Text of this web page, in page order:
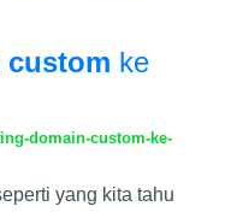
custom ke
domain-custom-ke-
yang kita tahu